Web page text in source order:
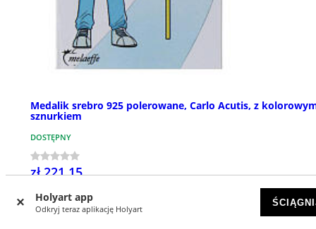
Holyart app
Odkryj teraz aplikację Holyart
Medalik srebro 925 polerowane, Carlo Acutis, z
sznurkiem
DOSTĘPNY
zł 221,15